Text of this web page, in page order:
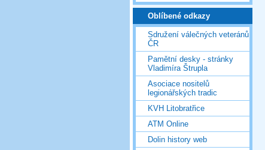
Oblíbené odkazy
Sdružení válečných veteránů
ČR
Pamětní desky - stránky
Vladimíra Štrupla
Asociace nositelů
legionářských tradic
KVH Litobratřice
ATM Online
Dolin history web